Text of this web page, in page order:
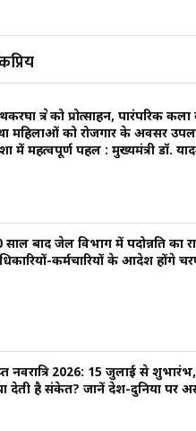
क्षेत्र को प्रोत्साहन, पारंपरिक कला
महिलाओं को रोजगार के अवसर
में महत्वपूर्ण पहल : मुख्यमंत्री डॉ.
साल बाद जेल विभाग में पदोन्नति का
कर्मचारियों के आदेश होंगे
नवरात्रि 2026: 15 जुलाई से शुभारंभ,
देती है संकेत? जानें देश-दुनिया पर